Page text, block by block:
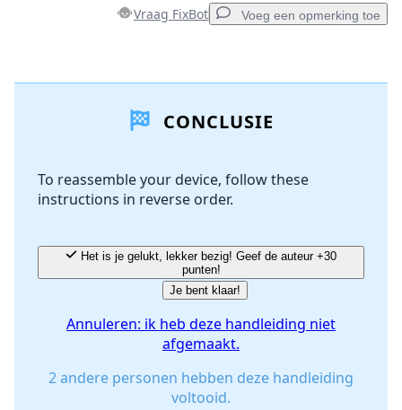
Vraag FixBot Voeg een opmerking toe
Voeg opmerking toe
Annuleren
CONCLUSIE
To reassemble your device, follow these
instructions in reverse order.
punten!
Je bent klaar!
Annuleren: ik heb deze handleiding niet
afgemaakt.
2 andere personen hebben deze handleiding
voltooid.